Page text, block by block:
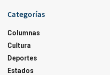
Categorías
Columnas
Cultura
Deportes
Estados